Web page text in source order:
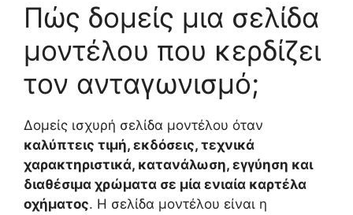
Πώς δομείς μια σελίδα
μοντέλου που κερδίζει
τον ανταγωνισμό;
Δομείς ισχυρή σελίδα μοντέλου όταν
καλύπτεις τιμή, εκδόσεις, τεχνικά
χαρακτηριστικά, κατανάλωση, εγγύηση και
διαθέσιμα χρώματα σε μία ενιαία καρτέλα
οχήματος. Η σελίδα μοντέλου είναι η